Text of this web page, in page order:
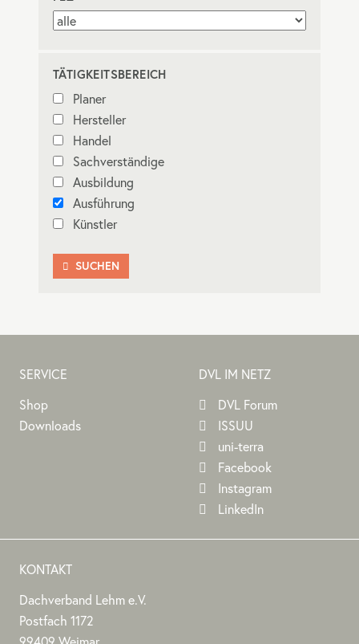
TÄTIGKEITSBEREICH
Planer
Hersteller
Handel
Sachverständige
Ausbildung
Ausführung
Künstler
 SUCHEN
SERVICE
Shop
Downloads
DVL IM NETZ
DVL Forum
ISSUU
uni-terra
Facebook
Instagram
LinkedIn
KONTAKT
Dachverband Lehm e.V.
Stephan
Jörchel
Stephan
Jörchel
Dachverband
Lehm
Postfach 1172
DACHVERBAND
LEHM